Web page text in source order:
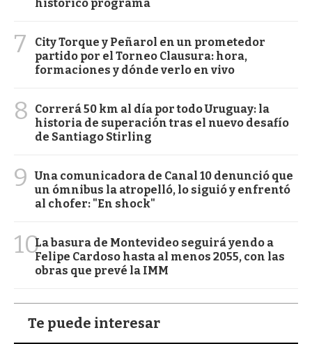
histórico programa
7
City Torque y Peñarol en un prometedor
partido por el Torneo Clausura: hora,
formaciones y dónde verlo en vivo
8
Correrá 50 km al día por todo Uruguay: la
historia de superación tras el nuevo desafío
de Santiago Stirling
9
Una comunicadora de Canal 10 denunció que
un ómnibus la atropelló, lo siguió y enfrentó
al chofer: "En shock"
10La basura de Montevideo seguirá yendo a
Felipe Cardoso hasta al menos 2055, con las
obras que prevé la IMM
Te puede interesar